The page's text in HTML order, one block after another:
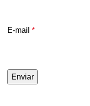
E-mail *